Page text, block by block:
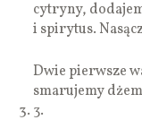
cytryny,
i spirytus.
Dwie pierwsze
smarujemy
3.